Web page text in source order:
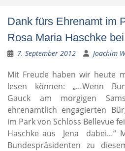
Dank fürs Ehrenamt im
Rosa Maria Haschke
7. September 2012 Joachim
Mit Freude haben wir heute
lesen können: „…Wenn
Gauck am morgigen
ehrenamtlich engagierten
im Park von Schloss Bellevue
Haschke aus Jena dabei…“
Bundespräsidenten zu